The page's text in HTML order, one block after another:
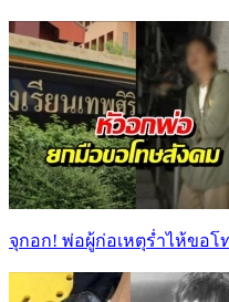
จุกอก! พ่อผู้ก่อเหตุร่ำไห้ขอโ